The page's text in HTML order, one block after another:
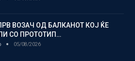
ВОЗАЧ ОД БАЛКАНОТ КОЈ ЌЕ
СО ПРОТОТИП…
05/08/2026